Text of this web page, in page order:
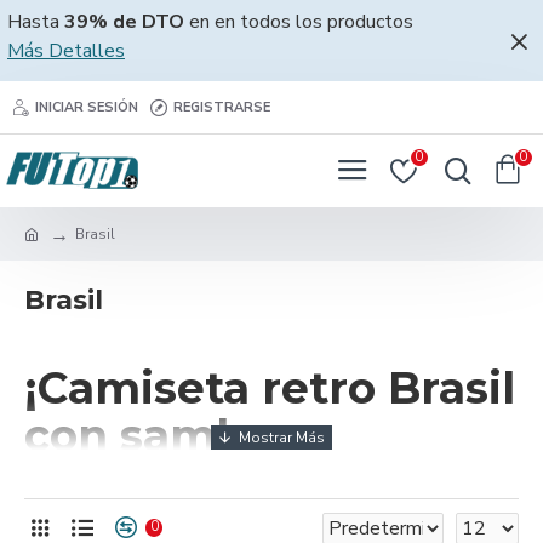
Hasta 39% de DTO en en todos los productos
Más Detalles
INICIAR SESIÓN REGISTRARSE
0 0
Brasil
Brasil
¡Camiseta retro Brasil
con samba
0